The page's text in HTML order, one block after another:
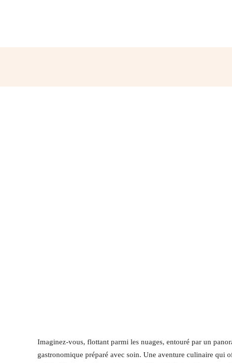
Imaginez-vous, flottant parmi les nuages, entouré par un
gastronomique préparé avec soin. Une aventure culinaire qui